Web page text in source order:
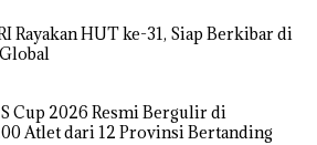
Rayakan HUT ke-31, Siap Berkibar di
Cup 2026 Resmi Bergulir di
Atlet dari 12 Provinsi Bertanding